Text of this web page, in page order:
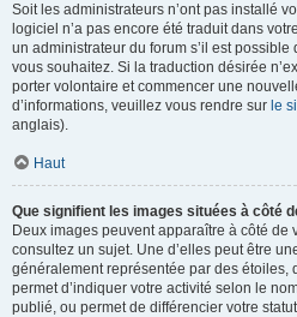
Soit les administrateurs n’ont pas installé
logiciel n’a pas encore été traduit dans
un administrateur du forum s’il est
vous souhaitez. Si la traduction désirée
porter volontaire et commencer une
d’informations, veuillez vous rendre sur le
anglais).
Haut
Que signifient les images situées à côté
Deux images peuvent apparaître à côté de
consultez un sujet. Une d’elles peut être
généralement représentée par des étoiles,
permet d’indiquer votre activité selon le
publié, ou permet de différencier votre